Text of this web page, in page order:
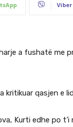
Viber
a fushatë me
kritikuar qasjen e
Kurti edhe po